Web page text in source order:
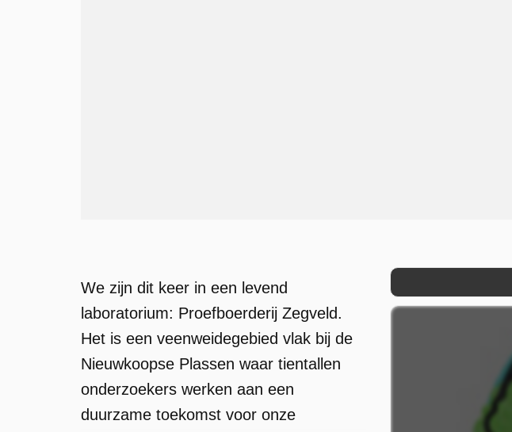
We zijn dit keer in een levend
laboratorium: Proefboerderij Zegveld.
Het is een veenweidegebied vlak bij de
Nieuwkoopse Plassen waar tientallen
onderzoekers werken aan een
duurzame toekomst voor onze